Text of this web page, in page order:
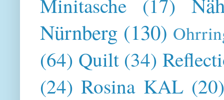
Minitasche (17)
Nürnberg (130)
(64) Quilt (34)
(24) Rosina KAL